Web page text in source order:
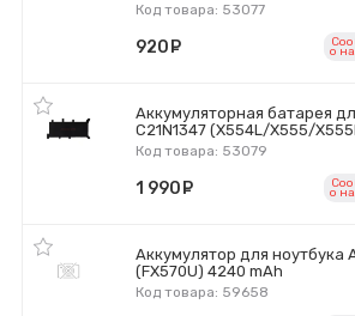
Код товара: 53077
920 o
Аккумуляторная батарея
C21N1347 (X554L/X555/
Код товара: 53079
1 990 o
Аккумулятор для ноутбука
(FX570U) 4240 mAh
Код товара: 59658